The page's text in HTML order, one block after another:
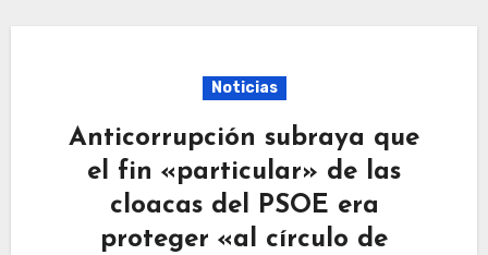
Noticias
Anticorrupción subraya que
el fin «particular» de las
cloacas del PSOE era
proteger «al círculo de